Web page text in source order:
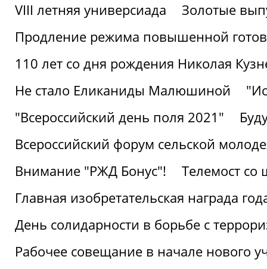
VIII летняя универсиада
Золотые
Продление режима повышенной
110 лет со дня рождения Николая
Не стало Еликаниды Малюшиной
"Всероссийский день поля 2021"
Всероссийский форум сельской
Внимание "РЖД Бонус"!
Телемост
Главная изобретательская награда
День солидарности в борьбе с
Рабочее совещание в начале нового